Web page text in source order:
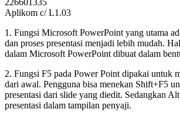
Aplikom c/ L1.03
1. Fungsi Microsoft PowerPoint yang utama
dan proses presentasi menjadi lebih mudah.
dalam Microsoft PowerPoint dibuat dalam
2. Fungsi F5 pada Power Point dipakai untuk
dari awal. Pengguna bisa menekan Shift+F5
presentasi dari slide yang diedit. Sedangkan
presentasi dalam tampilan penyaji.